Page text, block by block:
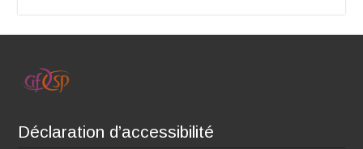
Déclaration d’accessibilité